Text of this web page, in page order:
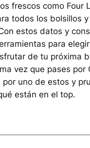
frescos como Four
todos los bolsillos y
estos datos y
para
de tu próxima
vez que pases por
uno de estos y
están en el top.